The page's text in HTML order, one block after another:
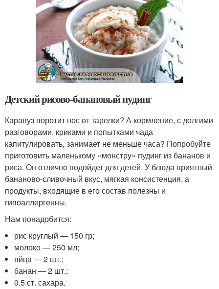
Детский рисово-банановый пудинг
Карапуз воротит нос от тарелки? А кормление, с долгими
разговорами, криками и попытками чада
капитулировать, занимает не меньше часа? Попробуйте
приготовить маленькому «монстру» пудинг из бананов и
риса. Он отлично подойдет для детей. У блюда приятный
бананово-сливочный вкус, мягкая консистенция, а
продукты, входящие в его состав полезны и
гипоаллергенны.
Нам понадобится:
рис круглый — 150 гр;
молоко — 250 мл;
яйца — 2 шт.;
банан — 2 шт.;
0.5 ст. сахара.